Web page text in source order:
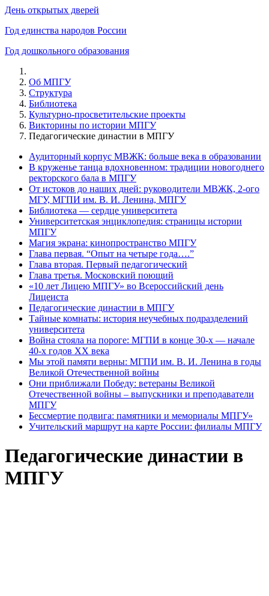
День открытых дверей
Год единства народов России
Год дошкольного образования
Об МПГУ
Структура
Библиотека
Культурно-просветительские проекты
Викторины по истории МПГУ
Педагогические династии в МПГУ
Аудиторный корпус МВЖК: больше века в образовании
В круженье танца вдохновенном: традиции новогоднего
ректорского бала в МПГУ
От истоков до наших дней: руководители МВЖК, 2-ого
МГУ, МГПИ им. В. И. Ленина, МПГУ
Библиотека — сердце университета
Университетская энциклопедия: страницы истории
МПГУ
Магия экрана: кинопространство МПГУ
Глава первая. “Опыт на четыре года….”
Глава вторая. Первый педагогический
Глава третья. Московский поющий
«10 лет Лицею МПГУ» во Всероссийский день
Лицеиста
Педагогические династии в МПГУ
Тайные комнаты: история неучебных подразделений
университета
Война стояла на пороге: МГПИ в конце 30-х — начале
40-х годов XX века
Мы этой памяти верны: МГПИ им. В. И. Ленина в годы
Великой Отечественной войны
Они приближали Победу: ветераны Великой
Отечественной войны – выпускники и преподаватели
МПГУ
Бессмертие подвига: памятники и мемориалы МПГУ»
Учительский маршрут на карте России: филиалы МПГУ
Педагогические династии в
МПГУ